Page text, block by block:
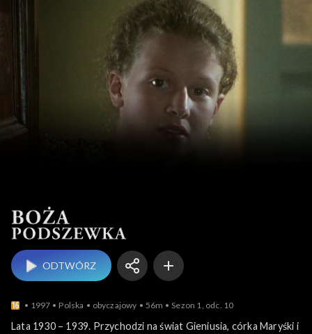
Boża podszewka
ODTWÓRZ
1997 Polska obyczajowy 56m Sezon 1, odc. 10
Lata 1930 – 1939. Przychodzi na świat Gieniusia, córka Maryśki i